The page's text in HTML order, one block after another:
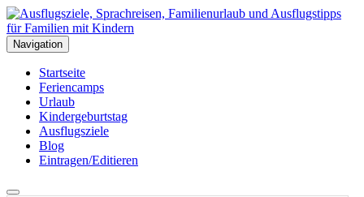
Navigation
Startseite
Feriencamps
Urlaub
Kindergeburtstag
Ausflugsziele
Blog
Eintragen/Editieren